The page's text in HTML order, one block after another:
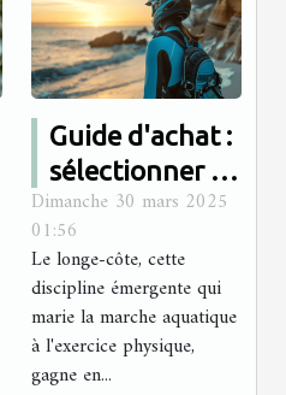
Guide d'achat :
sélectionner la
meilleure
combinaison
pour le longe-
côte
Dimanche 30 mars 2025
01:56
Le longe-côte, cette
discipline émergente qui
marie la marche aquatique
à l'exercice physique,
gagne en...